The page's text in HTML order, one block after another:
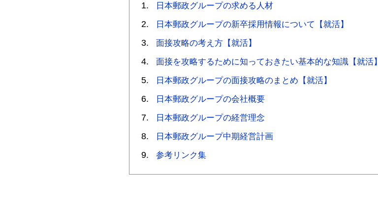
日本郵政グループの求める人材
日本郵政グループの新卒採用情報について【就活】
面接攻略の考え方【就活】
面接を攻略するために知っておきたい基本的な知識【就活】
日本郵政グループの面接攻略のまとめ【就活】
日本郵政グループの会社概要
日本郵政グループの経営理念
日本郵政グループ中期経営計画
参考リンク集